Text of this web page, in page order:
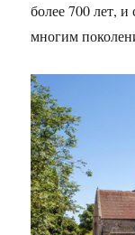
более 700 лет,
многим